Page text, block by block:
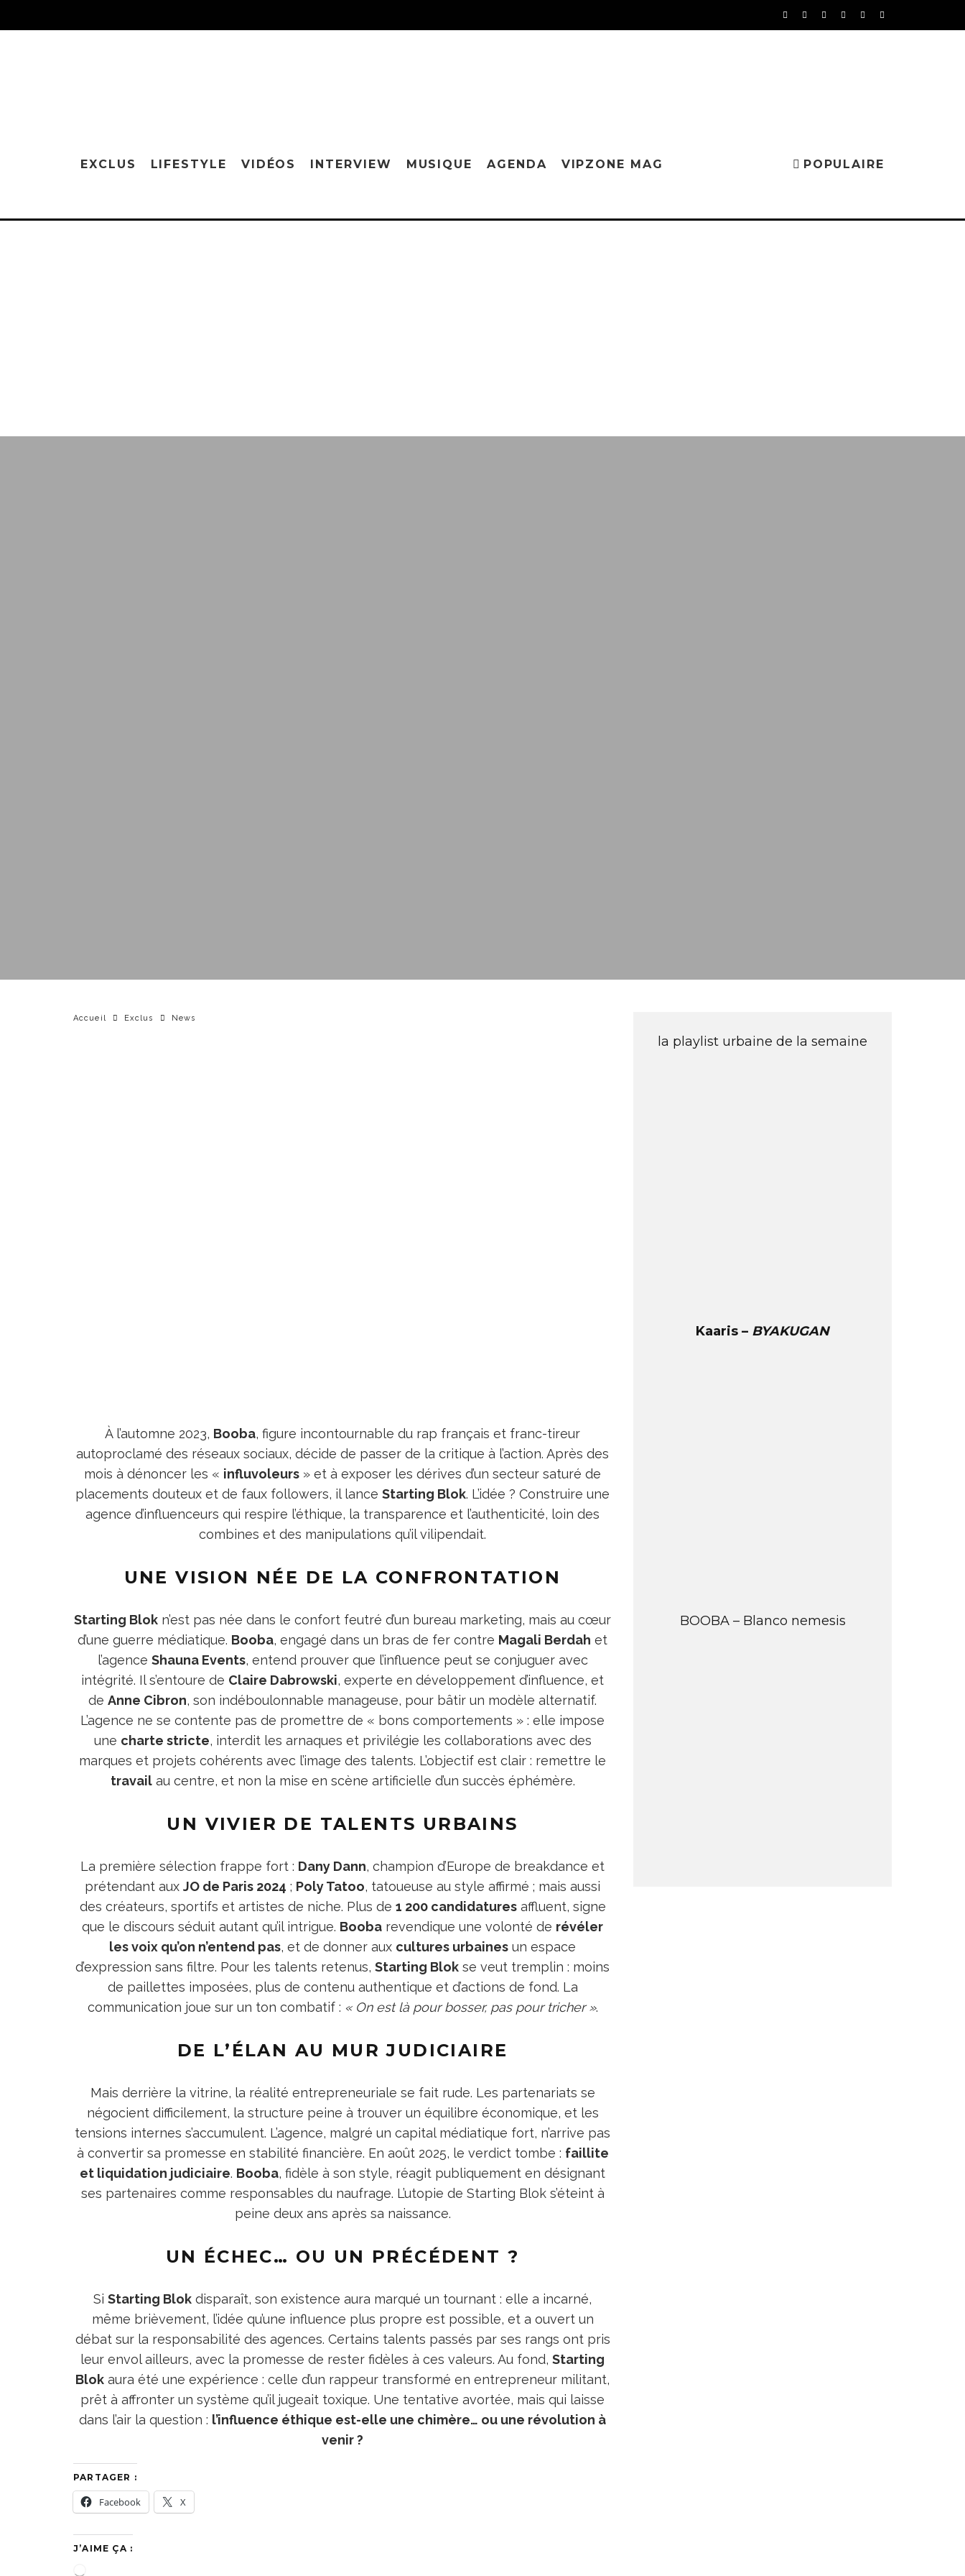
EXCLUS LIFESTYLE VIDÉOS INTERVIEW MUSIQUE AGENDA VIPZONE MAG POPULAIRE
Accueil Exclus News
À l’automne 2023, Booba, figure incontournable du rap français et franc-tireur
autoproclamé des réseaux sociaux, décide de passer de la critique à l’action. Après des
mois à dénoncer les « influvoleurs » et à exposer les dérives d’un secteur saturé de
placements douteux et de faux followers, il lance Starting Blok. L’idée ? Construire une
agence d’influenceurs qui respire l’éthique, la transparence et l’authenticité, loin des
combines et des manipulations qu’il vilipendait.
UNE VISION NÉE DE LA CONFRONTATION
Starting Blok n’est pas née dans le confort feutré d’un bureau marketing, mais au cœur
d’une guerre médiatique. Booba, engagé dans un bras de fer contre Magali Berdah et
l’agence Shauna Events, entend prouver que l’influence peut se conjuguer avec
intégrité. Il s’entoure de Claire Dabrowski, experte en développement d’influence, et
de Anne Cibron, son indéboulonnable manageuse, pour bâtir un modèle alternatif.
L’agence ne se contente pas de promettre de « bons comportements » : elle impose
une charte stricte, interdit les arnaques et privilégie les collaborations avec des
marques et projets cohérents avec l’image des talents. L’objectif est clair : remettre le
travailau centre, et non la mise en scène artificielle d’un succès éphémère.
UN VIVIER DE TALENTS URBAINS
La première sélection frappe fort : Dany Dann, champion d’Europe de breakdance et
prétendant aux JO de Paris 2024 ; Poly Tatoo, tatoueuse au style affirmé ; mais aussi
des créateurs, sportifs et artistes de niche. Plus de 1 200 candidaturesaffluent, signe
que le discours séduit autant qu’il intrigue. Booba revendique une volonté de révéler
les voix qu’on n’entend pas, et de donner aux cultures urbaines un espace
d’expression sans filtre. Pour les talents retenus, Starting Blok se veut tremplin : moins
de paillettes imposées, plus de contenu authentique et d’actions de fond. La
communication joue sur un ton combatif : « On est là pour bosser, pas pour tricher ».
DE L’ÉLAN AU MUR JUDICIAIRE
Mais derrière la vitrine, la réalité entrepreneuriale se fait rude. Les partenariats se
négocient difficilement, la structure peine à trouver un équilibre économique, et les
tensions internes s’accumulent. L’agence, malgré un capital médiatique fort, n’arrive pas
à convertir sa promesse en stabilité financière. En août 2025, le verdict tombe : faillite
et liquidation judiciaire. Booba, fidèle à son style, réagit publiquement en désignant
ses partenaires comme responsables du naufrage. L’utopie de Starting Blok s’éteint à
peine deux ans après sa naissance.
UN ÉCHEC… OU UN PRÉCÉDENT ?
Si Starting Blok disparaît, son existence aura marqué un tournant : elle a incarné,
même brièvement, l’idée qu’une influence plus propre est possible, et a ouvert un
débat sur la responsabilité des agences. Certains talents passés par ses rangs ont pris
leur envol ailleurs, avec la promesse de rester fidèles à ces valeurs. Au fond, Starting
Blok aura été une expérience : celle d’un rappeur transformé en entrepreneur militant,
prêt à affronter un système qu’il jugeait toxique. Une tentative avortée, mais qui laisse
dans l’air la question : l’influence éthique est-elle une chimère… ou une révolution à
venir ?
PARTAGER :
Facebook X
J’AIME ÇA :
la playlist urbaine de la semaine
Kaaris – BYAKUGAN
BOOBA – Blanco nemesis